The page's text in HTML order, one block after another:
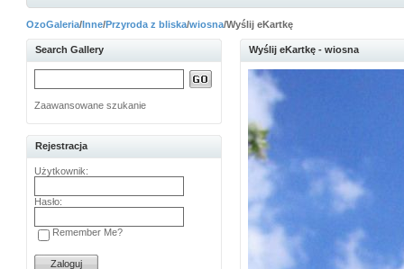
OzoGaleria/Inne/Przyroda z bliska/wiosna/Wyślij eKartkę
Search Gallery
Zaawansowane szukanie
Rejestracja
Użytkownik:
Hasło:
Remember Me?
Wyślij eKartkę - wiosna